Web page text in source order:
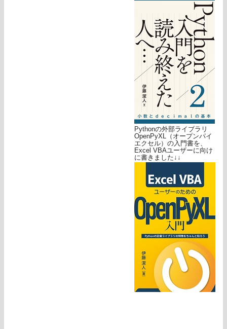
Pythonの外部ライブラリ
OpenPyXL（オープンパイ
エクセル）の入門書を、
Excel VBAユーザーに向け
に書きました↓↓